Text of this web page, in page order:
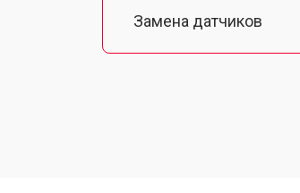
Замена датчиков